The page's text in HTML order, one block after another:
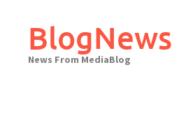
contentBlogNews
News From MediaBlog